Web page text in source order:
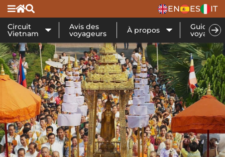
EN ES IT
Circuit
Vietnam
Avis des
voyageurs À propos Guide de
voyage